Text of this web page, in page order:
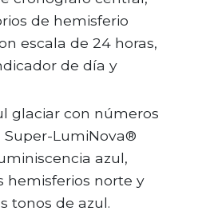
de hemisferio
escala de 24 horas,
de día y
glaciar con números
Super-LumiNova®
azul,
hemisferios norte y
tonos de azul.